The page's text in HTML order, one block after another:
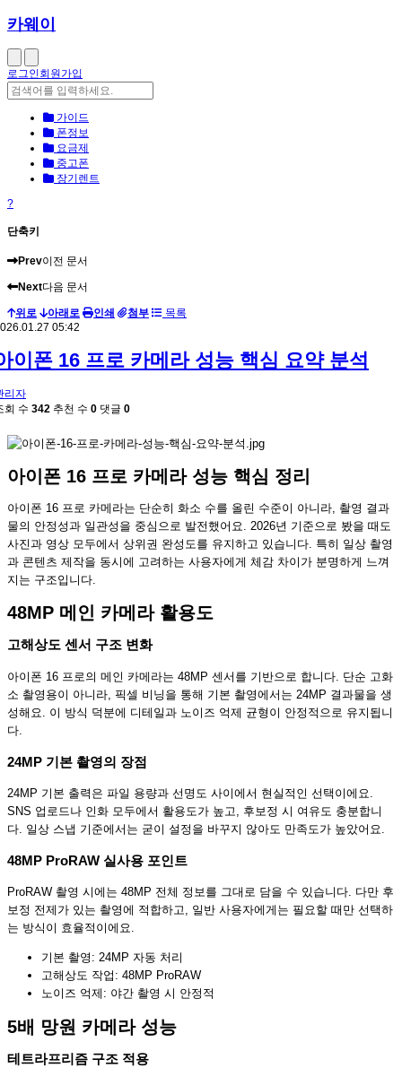
카웨이
로그인회원가입
가이드
폰정보
요금제
중고폰
장기렌트
?
단축키
Prev이전 문서
Next다음 문서
위로 아래로 인쇄 첨부
목록
05:42
이폰 16 프로 카메라 성능 핵심 요약 분석
리자
회 수 342 추천 수 0 댓글 0
아이폰 16 프로 카메라 성능 핵심 정리
아이폰 16 프로 카메라는 단순히 화소 수를 올린 수준이 아니라, 촬영 결과
물의 안정성과 일관성을 중심으로 발전했어요. 2026년 기준으로 봤을 때도
사진과 영상 모두에서 상위권 완성도를 유지하고 있습니다. 특히 일상 촬영
과 콘텐츠 제작을 동시에 고려하는 사용자에게 체감 차이가 분명하게 느껴
지는 구조입니다.
48MP 메인 카메라 활용도
고해상도 센서 구조 변화
아이폰 16 프로의 메인 카메라는 48MP 센서를 기반으로 합니다. 단순 고화
소 촬영용이 아니라, 픽셀 비닝을 통해 기본 촬영에서는 24MP 결과물을 생
성해요. 이 방식 덕분에 디테일과 노이즈 억제 균형이 안정적으로 유지됩니
다.
24MP 기본 촬영의 장점
24MP 기본 출력은 파일 용량과 선명도 사이에서 현실적인 선택이에요.
SNS 업로드나 인화 모두에서 활용도가 높고, 후보정 시 여유도 충분합니
다. 일상 스냅 기준에서는 굳이 설정을 바꾸지 않아도 만족도가 높았어요.
48MP ProRAW 실사용 포인트
ProRAW 촬영 시에는 48MP 전체 정보를 그대로 담을 수 있습니다. 다만 후
보정 전제가 있는 촬영에 적합하고, 일반 사용자에게는 필요할 때만 선택하
는 방식이 효율적이에요.
기본 촬영: 24MP 자동 처리
고해상도 작업: 48MP ProRAW
노이즈 억제: 야간 촬영 시 안정적
5배 망원 카메라 성능
테트라프리즘 구조 적용